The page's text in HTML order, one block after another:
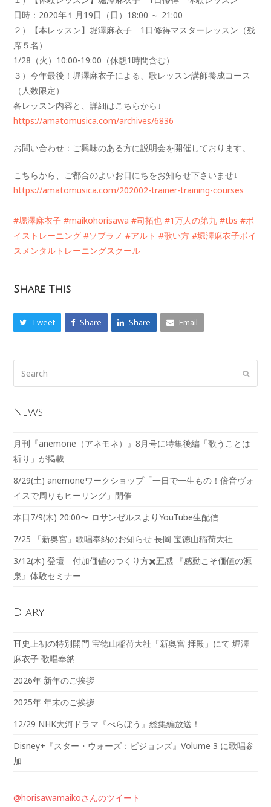
日時：2020年１月19日（日）18:00 ～ 21:00
２）【本レッスン】堀澤麻衣子 1日修得マスターレッスン（残
席５名）
1/28（火）10:00-19:00（休憩1時間含む）
３）今年最後！堀澤麻衣子による、歌レッスン講師養成コース
（人数限定）
各レッスン内容と、詳細はこちらから↓
https://amatomusica.com/archives/6836
お問い合わせ：ご興味のある方に説明会を開催しております。
こちらから、ご都合のよいお日にちをお知らせ下さいませ↓
https://amatomusica.com/202002-trainer-training-courses
#堀澤麻衣子 #maikohorisawa #司拓也 #1万人の第九 #tbs #ボ
イストレーニング #ソプラノ #アルト #歌い方 #堀澤麻衣子ボイ
スメンタルトレーニングスクール
Share This
Tweet Share Share Email
News
月刊『anemone（アネモネ）』8月号に特集後編「歌うことは
祈り」が掲載
8/29(土) anemoneワークショップ「一日で一生もの！倍音ヴォ
イスで周りもヒーリング」開催
本日7/9(木) 20:00〜 ロサンゼルスよりYouTube生配信
7/25 「新奥宮」歌唱奉納のお知らせ 長岡 宝徳山稲荷大社
3/12(木) 登壇 付加価値のつくり方✖️五感 『感動こそ価値の源
泉』体験セミナー
Diary
⛩️史上初の特別開門 宝徳山稲荷大社「新奥宮 拝殿」にて 堀澤
麻衣子 歌唱奉納
2026年 新年のご挨拶
2025年 年末のご挨拶
12/29 NHK大河ドラマ『べらぼう』総集編放送！
Disney+『スター・ウォーズ：ビジョンズ』Volume 3 に歌唱参
加
@horisawamaikoさんのツイート